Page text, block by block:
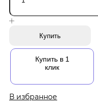
Купить
Купить в 1
клик
В избранное